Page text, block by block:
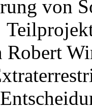
von
Robert